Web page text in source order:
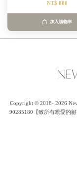
NT$ 880
加入購物車
Copyright © 2018- 2026
90285180【致所有親愛的